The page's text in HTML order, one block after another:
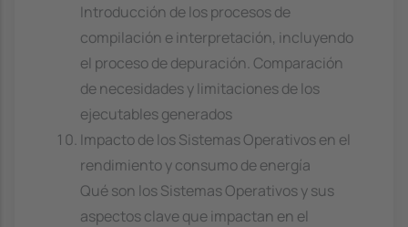
Introducción de los procesos de
compilación e interpretación, incluyendo
el proceso de depuración. Comparación
de necesidades y limitaciones de los
ejecutables generados
Impacto de los Sistemas Operativos en el
rendimiento y consumo de energía
Qué son los Sistemas Operativos y sus
aspectos clave que impactan en el